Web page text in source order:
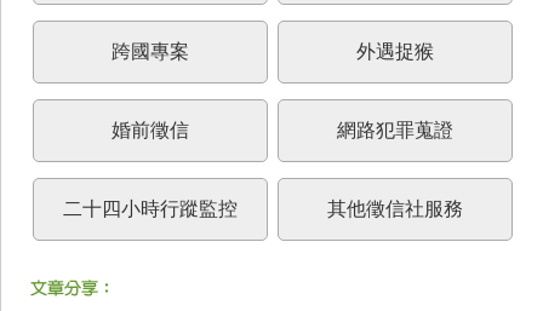
跨國專案 外遇捉猴
婚前徵信 網路犯罪蒐證
二十四小時行蹤監控 其他徵信社服務